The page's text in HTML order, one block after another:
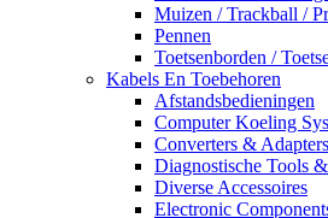
Muizen / Trackball /
Pennen
Toetsenborden /
Kabels En Toebehoren
Afstandsbedieningen
Computer Koeling
Converters & Adapters
Diagnostische Tools
Diverse Accessoires
Electronic